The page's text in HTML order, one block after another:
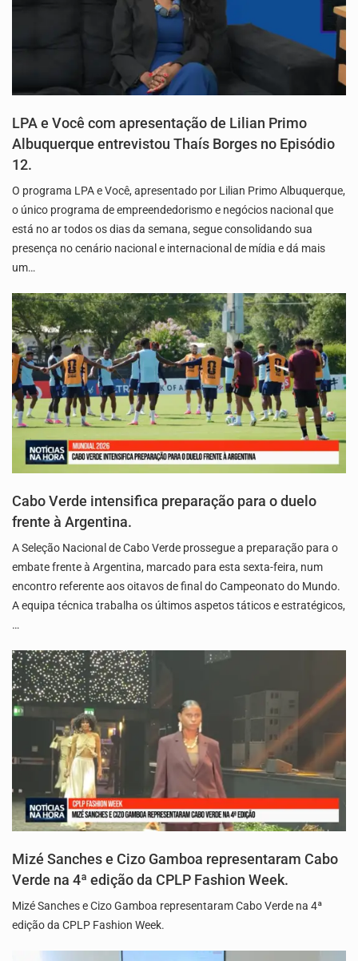
LPA e Você com apresentação de Lilian Primo
Albuquerque entrevistou Thaís Borges no Episódio
12.
O programa LPA e Você, apresentado por Lilian Primo Albuquerque,
o único programa de empreendedorismo e negócios nacional que
está no ar todos os dias da semana, segue consolidando sua
presença no cenário nacional e internacional de mídia e dá mais
um…
Cabo Verde intensifica preparação para o duelo
frente à Argentina.
A Seleção Nacional de Cabo Verde prossegue a preparação para o
embate frente à Argentina, marcado para esta sexta-feira, num
encontro referente aos oitavos de final do Campeonato do Mundo.
A equipa técnica trabalha os últimos aspetos táticos e estratégicos,
…
Mizé Sanches e Cizo Gamboa representaram Cabo
Verde na 4ª edição da CPLP Fashion Week.
Mizé Sanches e Cizo Gamboa representaram Cabo Verde na 4ª
edição da CPLP Fashion Week.